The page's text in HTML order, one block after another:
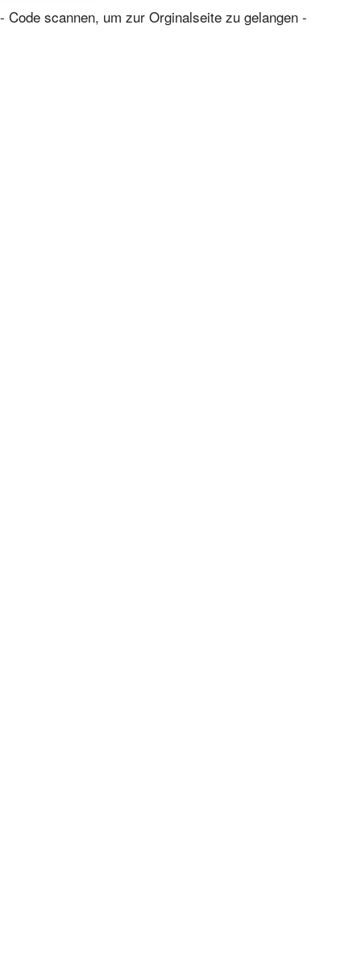
- Code scannen, um zur Orginalseite zu gelangen -